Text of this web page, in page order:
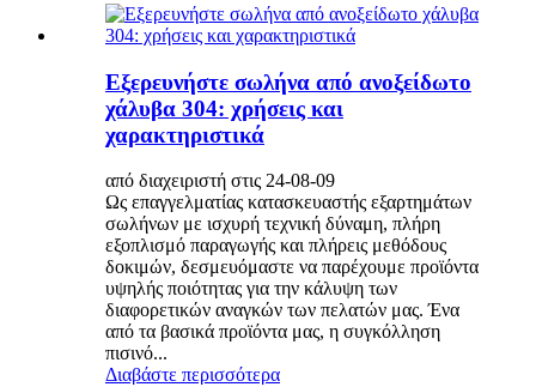
Εξερευνήστε σωλήνα από ανοξείδωτο
χάλυβα 304: χρήσεις και
χαρακτηριστικά
από διαχειριστή στις 24-08-09
Ως επαγγελματίας κατασκευαστής εξαρτημάτων
σωλήνων με ισχυρή τεχνική δύναμη, πλήρη
εξοπλισμό παραγωγής και πλήρεις μεθόδους
δοκιμών, δεσμευόμαστε να παρέχουμε προϊόντα
υψηλής ποιότητας για την κάλυψη των
διαφορετικών αναγκών των πελατών μας. Ένα
από τα βασικά προϊόντα μας, η συγκόλληση
πισινό...
Διαβάστε περισσότερα